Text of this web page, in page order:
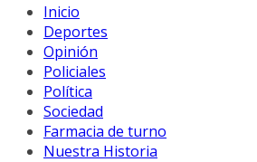
Inicio
Deportes
Opinión
Policiales
Política
Sociedad
Farmacia de turno
Nuestra Historia